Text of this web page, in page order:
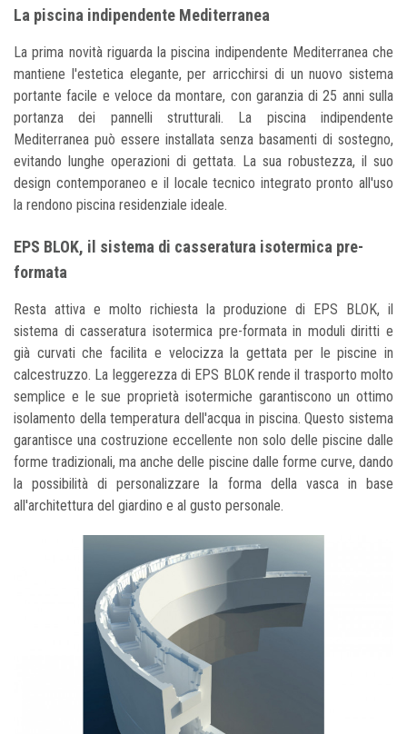
La piscina indipendente Mediterranea
La prima novità riguarda la piscina indipendente Mediterranea che
mantiene l'estetica elegante, per arricchirsi di un nuovo sistema
portante facile e veloce da montare, con garanzia di 25 anni sulla
portanza dei pannelli strutturali. La piscina indipendente
Mediterranea può essere installata senza basamenti di sostegno,
evitando lunghe operazioni di gettata. La sua robustezza, il suo
design contemporaneo e il locale tecnico integrato pronto all'uso
la rendono piscina residenziale ideale.
EPS BLOK, il sistema di casseratura isotermica pre-
formata
Resta attiva e molto richiesta la produzione di EPS BLOK, il
sistema di casseratura isotermica pre-formata in moduli diritti e
già curvati che facilita e velocizza la gettata per le piscine in
calcestruzzo. La leggerezza di EPS BLOK rende il trasporto molto
semplice e le sue proprietà isotermiche garantiscono un ottimo
isolamento della temperatura dell'acqua in piscina. Questo sistema
garantisce una costruzione eccellente non solo delle piscine dalle
forme tradizionali, ma anche delle piscine dalle forme curve, dando
la possibilità di personalizzare la forma della vasca in base
all'architettura del giardino e al gusto personale.